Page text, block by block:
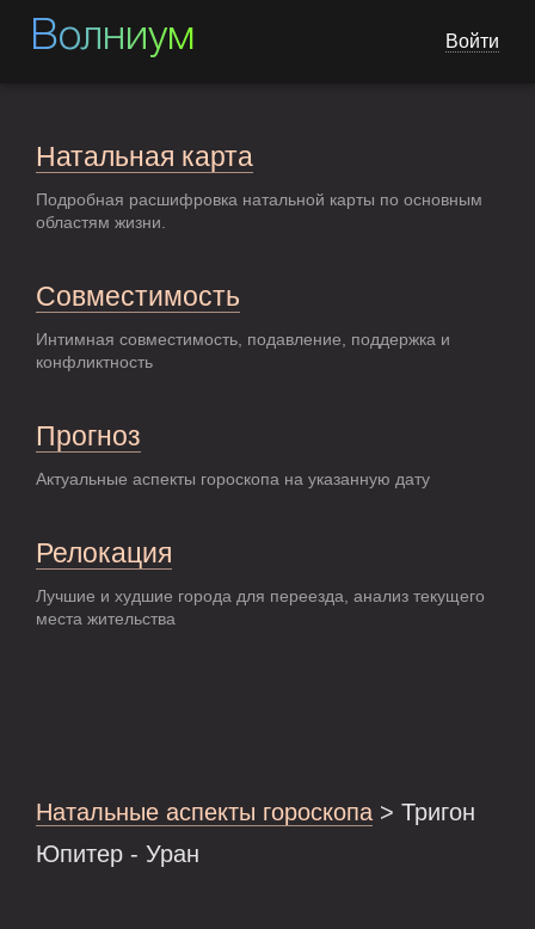
Волниум Войти
Натальная карта
Подробная расшифровка натальной карты по основным
областям жизни.
Совместимость
Интимная совместимость, подавление, поддержка и
конфликтность
Прогноз
Актуальные аспекты гороскопа на указанную дату
Релокация
Лучшие и худшие города для переезда, анализ текущего
места жительства
Натальные аспекты гороскопа > Тригон
Юпитер - Уран